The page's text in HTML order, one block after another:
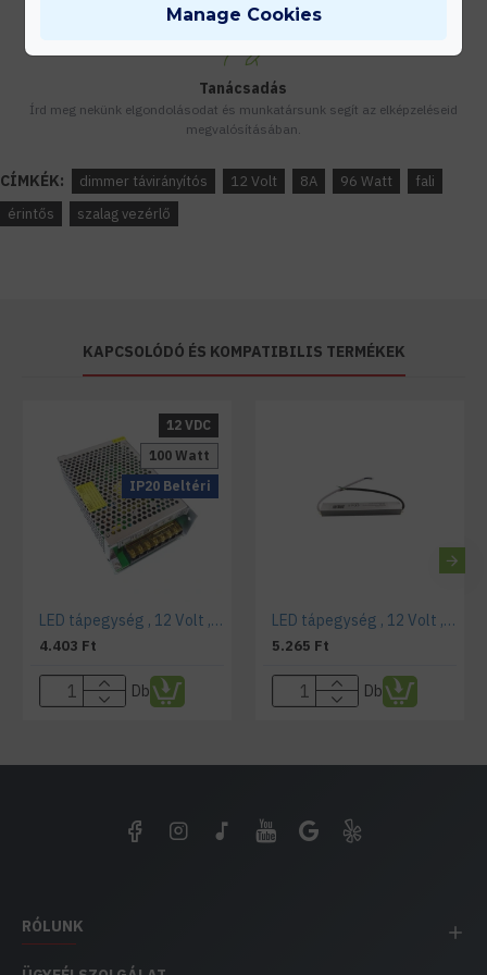
Tanácsadás
Írd meg nekünk elgondolásodat és munkatársunk segít az elképzeléseid
megvalósításában.
CÍMKÉK: dimmer távirányítós 12 Volt 8A 96 Watt
fali
érintős
szalag vezérlő
KAPCSOLÓDÓ ÉS KOMPATIBILIS TERMÉKEK
IP20 Beltéri
12 VDC
100 Watt
LED tápegység , 12 Volt , 100 Watt , 8,3A , ipari
4.403 Ft
Db
LED tápegység , 12 Volt , 30 Watt , 2,5A , kültéri , IP67
5.265 Ft
Db
RÓLUNK
Manage Cookies